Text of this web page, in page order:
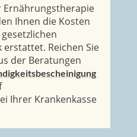
Ihnen die Kosten
erstattet. Reichen Sie
der Beratungen
Ihrer Krankenkasse